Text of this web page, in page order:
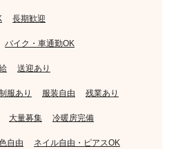
長期歓迎
バイク・車通勤OK
送迎あり
服あり 服装自由 残業あり
大量募集 冷暖房完備
自由 ネイル自由・ピアスOK